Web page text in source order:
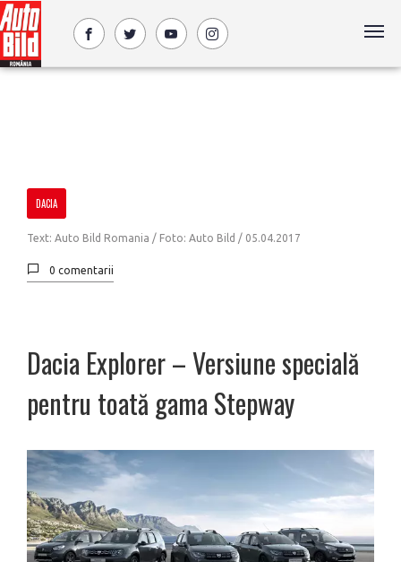
DACIA
Text: Auto Bild Romania / Foto: Auto Bild / 05.04.2017
0 comentarii
Dacia Explorer – Versiune specială
pentru toată gama Stepway